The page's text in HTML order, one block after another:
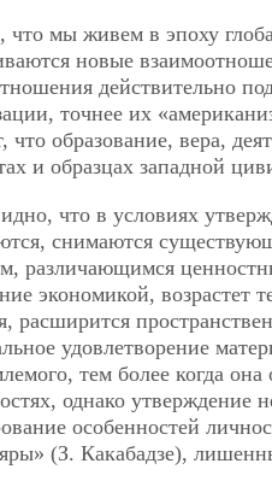
что мы живем в эпоху
новые
действительно
точнее их
что образование, вера,
и образцах западной
что в условиях
снимаются
различающимся
экономикой, возрастет
расширится
удовлетворение
тем более когда
однако утверждение
особенностей
(З. Какабадзе),